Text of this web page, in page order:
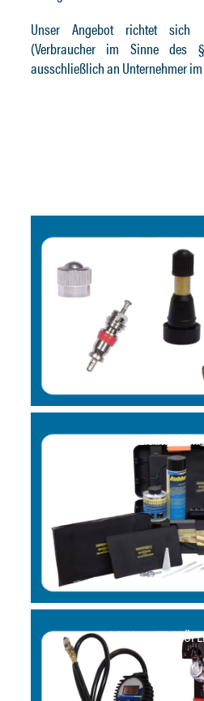
DRUCKLUFT-
KFZ-
Unser Angebot richtet sich
(Verbraucher im Sinne des
ausschließlich an Unternehmer im